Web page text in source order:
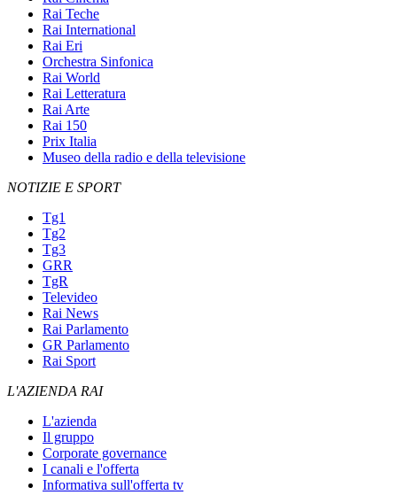
Rai Teche
Rai International
Rai Eri
Orchestra Sinfonica
Rai World
Rai Letteratura
Rai Arte
Rai 150
Prix Italia
Museo della radio e della televisione
NOTIZIE E SPORT
Tg1
Tg2
Tg3
GRR
TgR
Televideo
Rai News
Rai Parlamento
GR Parlamento
Rai Sport
L'AZIENDA RAI
L'azienda
Il gruppo
Corporate governance
I canali e l'offerta
Informativa sull'offerta tv